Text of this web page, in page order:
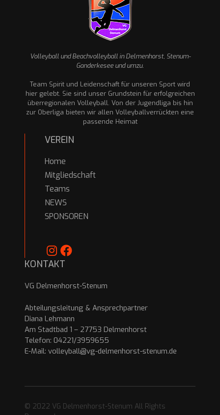
Volleyball und Beachvolleyball in Delmenhorst, Stenum-
Ganderkesee und umzu.
Team Spirit und Leidenschaft für unseren Sport wird
hier gelebt. Sie sind unser Grundstein für erfolgreichen
überregionalen Volleyball. Von der Jugendliga bis hin
zur Oberliga bieten wir allen Volleyballverrückten eine
passende Heimat
VEREIN
Home
Mitgliedschaft
Teams
NEWS
SPONSOREN
KONTAKT
VG Delmenhorst-Stenum
Abteilungsleitung & Ansprechpartner
Diana Lehmann
Am Stadtbad 1 – 27753 Delmenhorst
Telefon: 04221/3959655
E-Mail: volleyball@vg-delmenhorst-stenum.de
© 2022 VG Delmenhorst-Stenum All Rights